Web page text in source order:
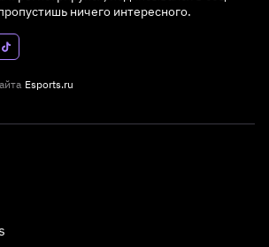
ничего интересного.
Esports.ru